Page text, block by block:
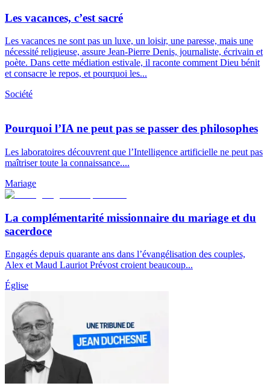
Les vacances, c’est sacré
Les vacances ne sont pas un luxe, un loisir, une paresse, mais une
nécessité religieuse, assure Jean-Pierre Denis, journaliste, écrivain et
poète. Dans cette médiation estivale, il raconte comment Dieu bénit
et consacre le repos, et pourquoi les...
Société
Pourquoi l’IA ne peut pas se passer des philosophes
Les laboratoires découvrent que l’Intelligence artificielle ne peut pas
maîtriser toute la connaissance....
Mariage
La complémentarité missionnaire du mariage et du
sacerdoce
Engagés depuis quarante ans dans l’évangélisation des couples,
Alex et Maud Lauriot Prévost croient beaucoup...
Église